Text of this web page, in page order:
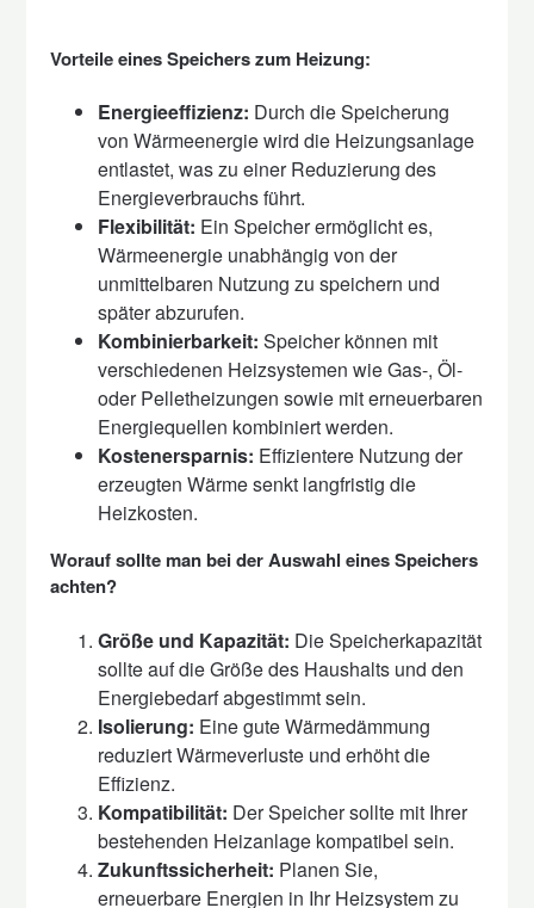
Vorteile eines Speichers zum Heizung:
Energieeffizienz: Durch die Speicherung
von Wärmeenergie wird die Heizungsanlage
entlastet, was zu einer Reduzierung des
Energieverbrauchs führt.
Flexibilität: Ein Speicher ermöglicht es,
Wärmeenergie unabhängig von der
unmittelbaren Nutzung zu speichern und
später abzurufen.
Kombinierbarkeit: Speicher können mit
verschiedenen Heizsystemen wie Gas-, Öl-
oder Pelletheizungen sowie mit erneuerbaren
Energiequellen kombiniert werden.
Kostenersparnis: Effizientere Nutzung der
erzeugten Wärme senkt langfristig die
Heizkosten.
Worauf sollte man bei der Auswahl eines Speichers
achten?
Größe und Kapazität: Die Speicherkapazität
sollte auf die Größe des Haushalts und den
Energiebedarf abgestimmt sein.
Isolierung: Eine gute Wärmedämmung
reduziert Wärmeverluste und erhöht die
Effizienz.
Kompatibilität: Der Speicher sollte mit Ihrer
bestehenden Heizanlage kompatibel sein.
Zukunftssicherheit: Planen Sie,
erneuerbare Energien in Ihr Heizsystem zu